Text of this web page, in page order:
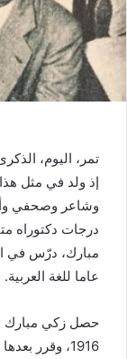
وشاعر وصحفي
درجات دكتوراه
مبارك، درّس في
عاما للغة العربية.
حصل زكي مبارك
1916، وقرر